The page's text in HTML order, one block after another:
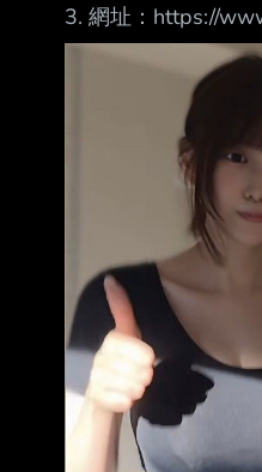
3. 網址：https://
買超 1 00632R 元
力積電 38,628 3
主動統一升級50
2002 中鋼 16,223
1402 遠東新
1101 台泥 14